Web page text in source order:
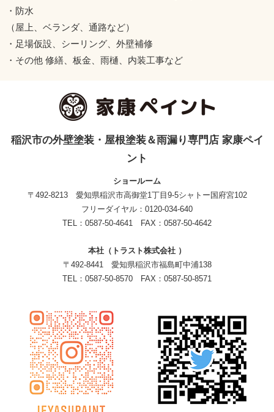
・防水
（屋上、ベランダ、通路など）
・足場仮設、シーリング、外壁補修
・その他 修繕、板金、雨樋、内装工事など
稲沢市の外壁塗装・屋根塗装＆雨漏り専門店 家康ペイ
ント
ショールーム
〒492-8213 愛知県稲沢市高御堂1丁目9-5シャトー国府宮102
フリーダイヤル：0120-034-640
TEL：0587-50-4641 FAX：0587-50-4642
本社（トラスト株式会社 ）
〒492-8441 愛知県稲沢市福島町中浦138
TEL：0587-50-8570 FAX：0587-50-8571